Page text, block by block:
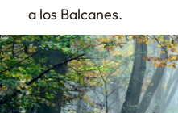
a los Balcanes.